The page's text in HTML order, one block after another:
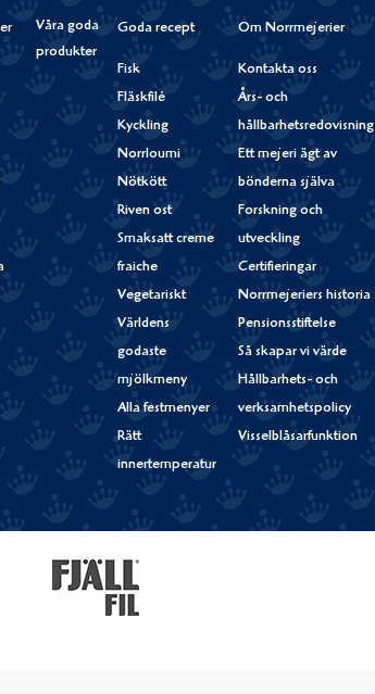
Våra goda
produkter
Goda recept
Fisk
Fläskfilé
Kyckling
Norrloumi
Nötkött
Riven ost
Smaksatt creme
fraiche
Vegetariskt
Världens
godaste
mjölkmeny
Alla festmenyer
Rätt
innertemperatur
Om Norrmejerier
Kontakta oss
Års- och
hållbarhetsredovisning
Ett mejeri ägt av
bönderna själva
Forskning och
utveckling
Certifieringar
Norrmejeriers historia
Pensionsstiftelse
Så skapar vi värde
Hållbarhets- och
verksamhetspolicy
Visselblåsarfunktion
Fjällfil